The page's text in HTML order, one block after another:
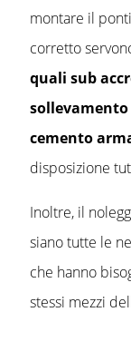
montare il
corretto
quali sub
sollevamento
cemento
disposizione
Inoltre, il
siano tutte le
che hanno
stessi mezzi